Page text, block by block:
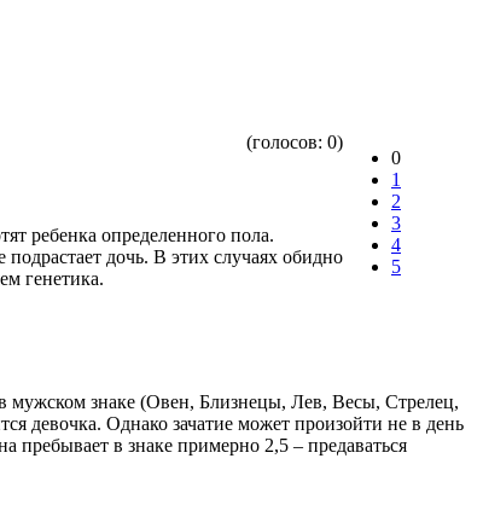
0
1
2
3
4
5
(голосов: 0)
ребенка определенного пола.
дочь. В этих случаях обидно
генетика.
мужском знаке (Овен, Близнецы, Лев, Весы, Стрелец,
девочка. Однако зачатие может произойти не в день
пребывает в знаке примерно 2,5 – предаваться